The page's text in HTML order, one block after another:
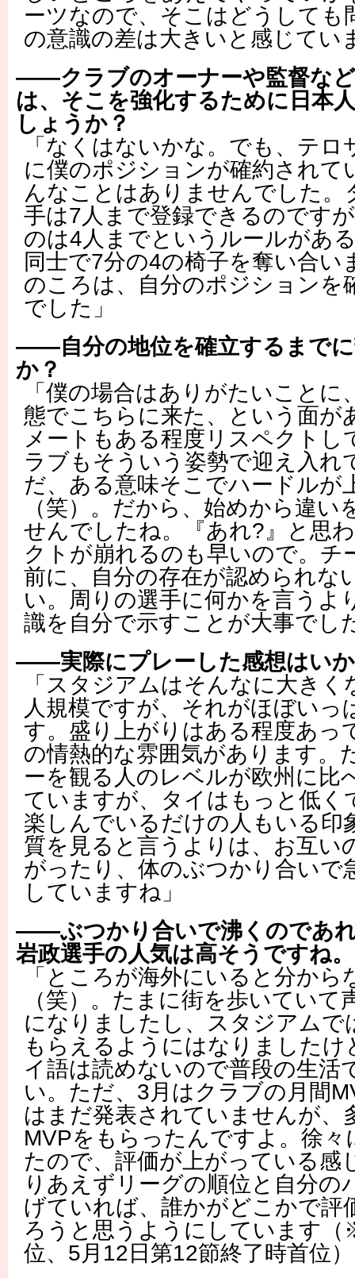
ーツなので、そこはどうしても
の意識の差は大きいと感じてい
――クラブのオーナーや監督な
は、そこを強化するために日本
しょうか？
「なくはないかな。でも、テ
に僕のポジションが確約されて
んなことはありませんでした。
手は7人まで登録できるのです
のは4人までというルールがあ
同士で7分の4の椅子を奪い合い
のころは、自分のポジションを
でした」
――自分の地位を確立するまで
か？
「僕の場合はありがたいこと
態でこちらに来た、という面が
メートもある程度リスペクトし
ラブもそういう姿勢で迎え入れ
だ、ある意味そこでハードルが
（笑）。だから、始めから違
せんでしたね。『あれ?』と思
クトが崩れるのも早いので。チ
前に、自分の存在が認められな
い。周りの選手に何かを言うよ
識を自分で示すことが大事でし
――実際にプレーした感想はい
「スタジアムはそんなに大き
人規模ですが、それがほぼいっ
す。盛り上がりはある程度あっ
の情熱的な雰囲気があります。
ーを観る人のレベルが欧州に比
ていますが、タイはもっと低く
楽しんでいるだけの人もいる印
質を見ると言うよりは、お互い
がったり、体のぶつかり合いで
していますね」
――ぶつかり合いで沸くのであ
岩政選手の人気は高そうですね。
「ところが海外にいると分か
（笑）。たまに街を歩いてい
になりましたし、スタジアムで
もらえるようにはなりましたけ
イ語は読めないので普段の生活
い。ただ、3月はクラブの月間
はまだ発表されていませんが、
MVPをもらったんですよ。徐々
たので、評価が上がっている感
りあえずリーグの順位と自分の
げていれば、誰かがどこかで評
ろうと思うようにしています
位、5月12日第12節終了時首位